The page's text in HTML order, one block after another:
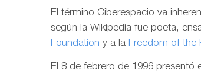
El término Ciberespacio va
según la Wikipedia fue poeta,
Foundation y a la Freedom of the
El 8 de febrero de 1996 presentó